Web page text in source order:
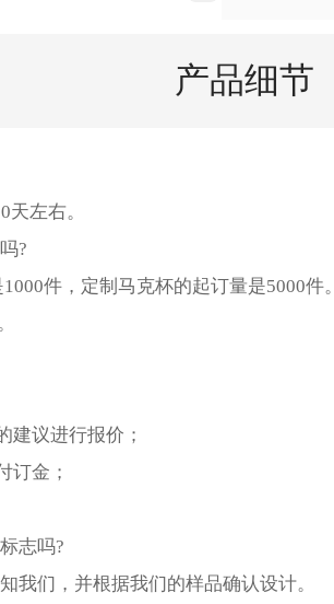
产品细节
左右。
?
件，定制马克杯的起订量是5000件。
建议进行报价；
订金；
志吗?
我们，并根据我们的样品确认设计。